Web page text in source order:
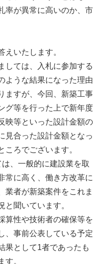
率が異常に高いのか、市
いたします。
しては、入札に参加する
ような結果になった理由
ますが、今回、新築工事
グ等を行った上で新年度
映等といった設計金額の
見合った設計金額となっ
ころでございます。
、一般的に建設業を取
常に高く、働き方改革に
業者が新築案件をこれま
と聞いています。
算性や技術者の確保等を
、事前公表している予定
果として1者であったも
す。